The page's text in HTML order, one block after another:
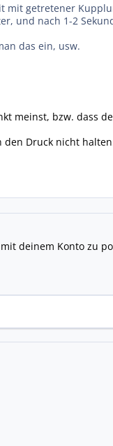
getretener
und nach 1-2
das ein, usw.
meinst, bzw. dass
Druck nicht
deinem Konto zu